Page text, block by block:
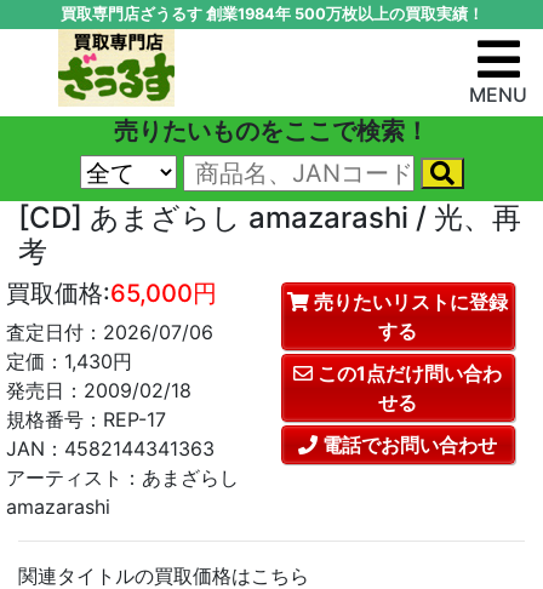
買取専門店ざうるす 創業1984年 500万枚以上の買取実績！
MENU
売りたいものをここで検索！
[CD] あまざらし amazarashi / 光、再
考
買取価格:65,000円
査定日付：2026/07/06
定価：1,430円
発売日：2009/02/18
規格番号：REP-17
JAN：4582144341363
アーティスト：あまざらし
amazarashi
売りたいリストに登録
する
この1点だけ問い合わ
せる
電話でお問い合わせ
関連タイトルの買取価格はこちら